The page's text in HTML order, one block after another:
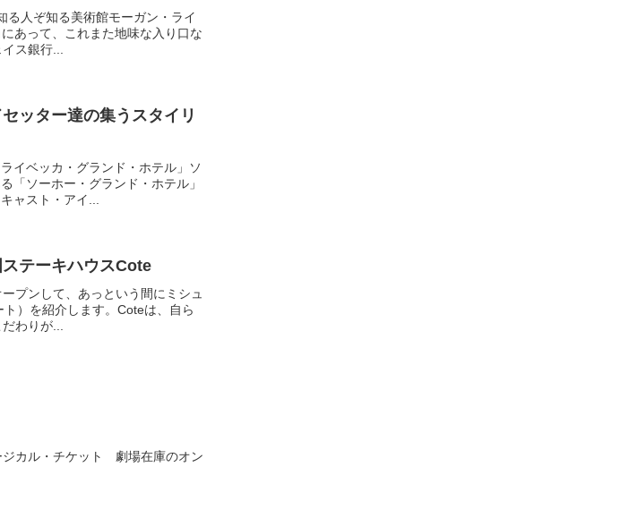
人ぞ知る美術館モーガン・ライ
あって、これまた地味な入り口な
ス銀行...
ッター達の集うスタイリ
イベッカ・グランド・ホテル」ソ
「ソーホー・グランド・ホテル」
ャスト・アイ...
テーキハウスCote
プンして、あっという間にミシュ
）を紹介します。Coteは、自ら
わりが...
カル・チケット 劇場在庫のオン